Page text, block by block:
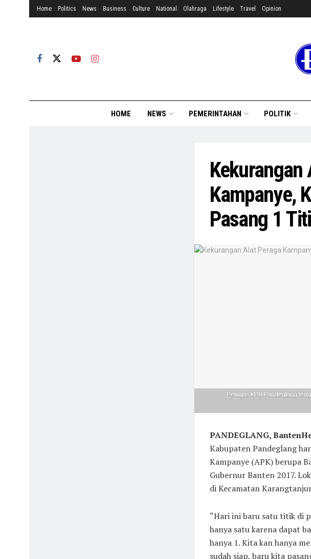
Home Politics News Business Culture National Olahraga Lifestyle Travel Opinion
HOME NEWS PEMERINTAHAN POLITIK
Kekurangan
Kampanye,
Pasang 1
Petugas KPU Pandeglang
PANDEGLANG,
Kabupaten Pandeglang
Kampanye (APK) berupa
Gubernur Banten 2017.
di Kecamatan
“Hari ini baru satu titik di
hanya satu karena dapat
hanya 1. Kita kan hanya
sudah siap, baru kita